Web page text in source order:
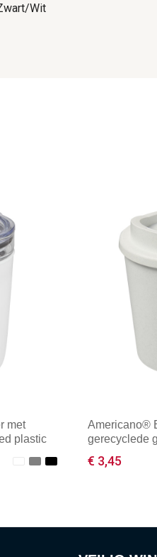
Wit
met
plastic
Americano®
gerecyclede
€ 3,45